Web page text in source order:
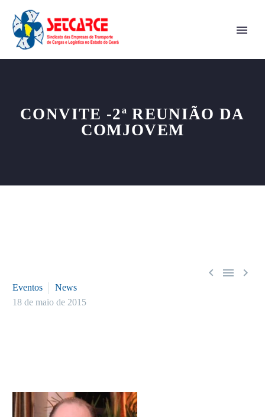
CONVITE -2ª REUNIÃO DA
COMJOVEM
  
Eventos
News
18 de maio de 2015